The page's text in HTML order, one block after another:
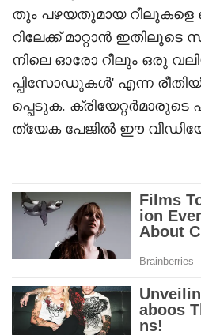
തും പഴയതുമായ
റിലേക്ക് മാറ്റാൻ
നിലെ ഓരോ റീലും ഒരു
പ്പിസോഡുകൾ' എന്ന
പ്പെടുക.
ത്യേക പേജിൽ ഈ